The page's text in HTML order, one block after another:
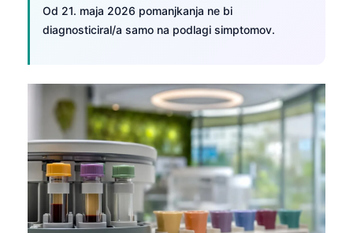
Od 21. maja 2026 pomanjkanja ne bi
diagnosticiral/a samo na podlagi simptomov.